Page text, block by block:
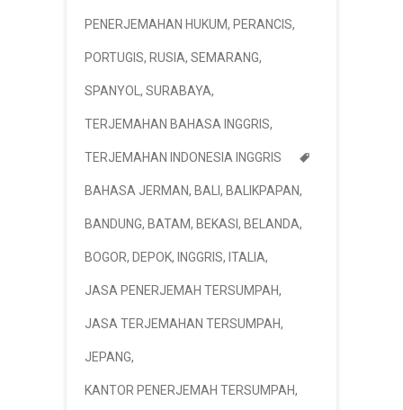
PENERJEMAHAN HUKUM, PERANCIS,
PORTUGIS, RUSIA, SEMARANG,
SPANYOL , SURABAYA,
TERJEMAHAN BAHASA INGGRIS,
TERJEMAHAN INDONESIA INGGRIS
BAHASA JERMAN, BALI , BALIKPAPAN,
BANDUNG, BATAM, BEKASI , BELANDA,
BOGOR, DEPOK, INGGRIS, ITALIA,
JASA PENERJEMAH TERSUMPAH,
JASA TERJEMAHAN TERSUMPAH,
JEPANG,
KANTOR PENERJEMAH TERSUMPAH,